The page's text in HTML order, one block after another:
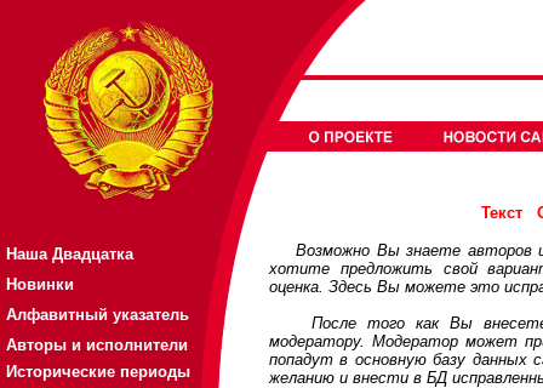
Наша Двадцатка
Новинки
Алфавитный указатель
Авторы и исполнители
Исторические периоды
Текст
Возможно Вы знаете авторов
хотите предложить свой
оценка. Здесь Вы можете это
После того как Вы внесете
модератору. Модератор может
попадут в основную базу
желанию и внести в БД